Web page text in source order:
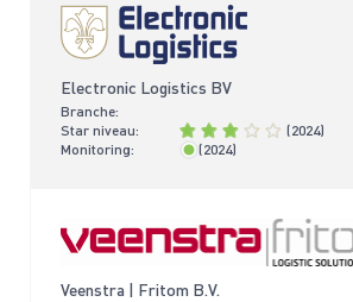
Electronic Logistics BV
Branche:
Star niveau:
(2024)
Monitoring:
< 2 jaar
(2024)
Veenstra | Fritom B.V.